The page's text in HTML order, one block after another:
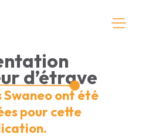
d’étrave
ont été
pour cette